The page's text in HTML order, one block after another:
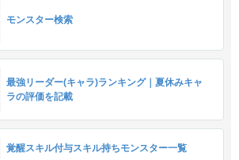
モンスター検索
最強リーダー(キャラ)ランキング｜夏休みキャ
ラの評価を記載
覚醒スキル付与スキル持ちモンスター一覧